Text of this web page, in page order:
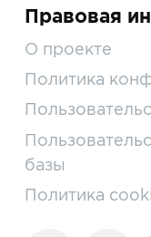
Правовая
О проекте
Политика
базы
Политика